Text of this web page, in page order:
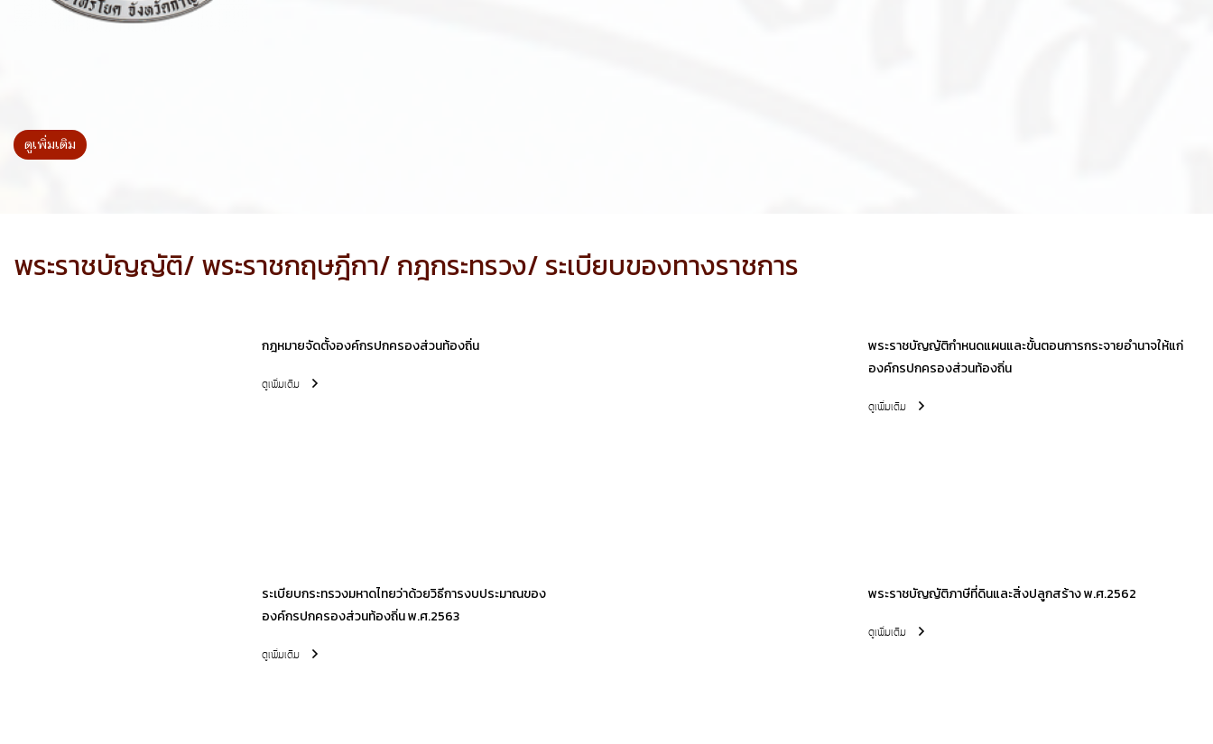
ดูเพิ่มเติม
พระราชบัญญัติ/ พระราชกฤษฎีกา/ กฎกระทรวง/ ระเบียบของทางราชการ
กฎหมายจัดตั้งองค์กรปกครองส่วนท้องถิ่น
ดูเพิ่มเติม
พระราชบัญญัติกำหนดแผนและขั้นตอนการกระจายอำนาจให้แก่
องค์กรปกครองส่วนท้องถิ่น
ดูเพิ่มเติม
ระเบียบกระทรวงมหาดไทยว่าด้วยวิธีการงบประมาณของ
องค์กรปกครองส่วนท้องถิ่น พ.ศ.2563
ดูเพิ่มเติม
พระราชบัญญัติภาษีที่ดินและสิ่งปลูกสร้าง พ.ศ.2562
ดูเพิ่มเติม